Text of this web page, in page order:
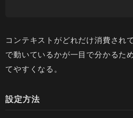
コンテキストがどれだけ消費され
で動いているかが一目で分かるた
てやすくなる。
設定方法